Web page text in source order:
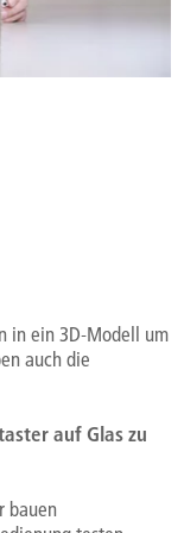
in ein 3D-Modell um
auch die
auf Glas zu
bauen